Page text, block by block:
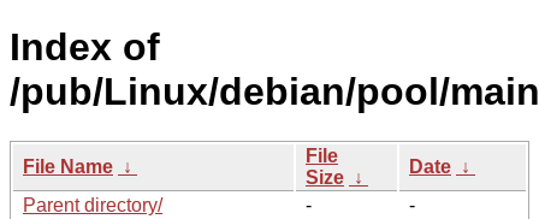
Index of
/pub/Linux/debian/pool/
File Name ↓
File
Size ↓
Date ↓
Parent directory/
-
-